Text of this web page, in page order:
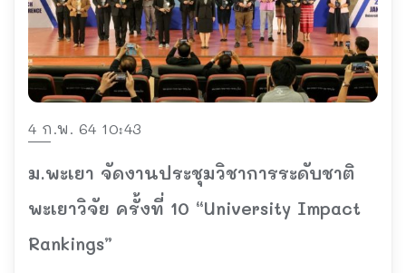
4 ก.พ. 64 10:43
ม.พะเยา จัดงานประชุมวิชาการระดับชาติ
พะเยาวิจัย ครั้งที่ 10 “University Impact
Rankings”